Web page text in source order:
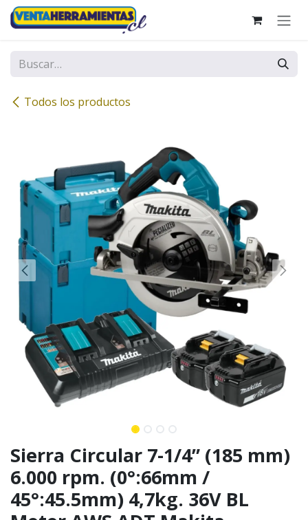
Ir al contenido
Todos los productos
Sierra Circular 7-1/4” (185 mm)
6.000 rpm. (0°:66mm /
45°:45.5mm) 4,7kg. 36V BL